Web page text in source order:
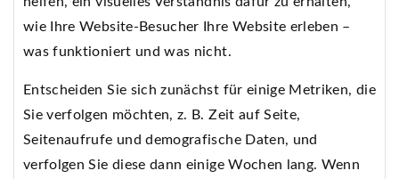
wie Ihre Website-Besucher Ihre Website erleben –
was funktioniert und was nicht.
Entscheiden Sie sich zunächst für einige Metriken, die
Sie verfolgen möchten, z. B. Zeit auf Seite,
Seitenaufrufe und demografische Daten, und
verfolgen Sie diese dann einige Wochen lang. Wenn